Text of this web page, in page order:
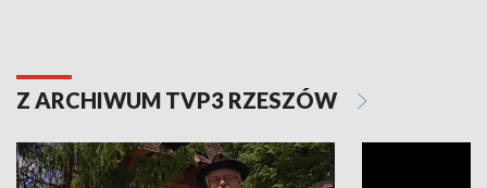
Z ARCHIWUM TVP3 RZESZÓW